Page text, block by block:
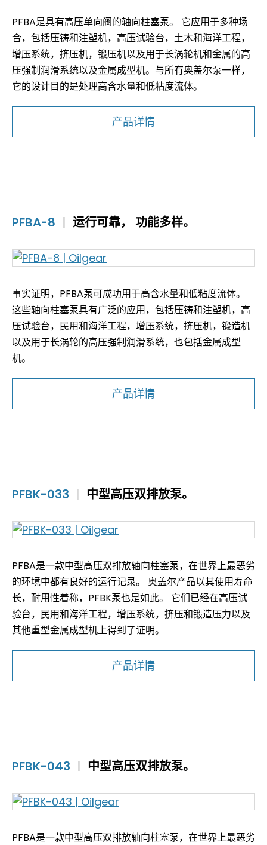
PFBA是具有高压单向阀的轴向柱塞泵。 它应用于多种场
合，包括压铸和注塑机，高压试验台，土木和海洋工程，
增压系统，挤压机，锻压机以及用于长涡轮机和金属的高
压强制润滑系统以及金属成型机。与所有奥盖尔泵一样，
它的设计目的是处理高含水量和低粘度流体。
产品详情
PFBA-8 | 运行可靠， 功能多样。
事实证明，PFBA泵可成功用于高含水量和低粘度流体。
这些轴向柱塞泵具有广泛的应用，包括压铸和注塑机，高
压试验台，民用和海洋工程，增压系统，挤压机，锻造机
以及用于长涡轮的高压强制润滑系统，也包括金属成型
机。
产品详情
PFBK-033 | 中型高压双排放泵。
PFBA是一款中型高压双排放轴向柱塞泵，在世界上最恶劣
的环境中都有良好的运行记录。 奥盖尔产品以其使用寿命
长，耐用性着称，PFBK泵也是如此。 它们已经在高压试
验台，民用和海洋工程，增压系统，挤压和锻造压力以及
其他重型金属成型机上得到了证明。
产品详情
PFBK-043 | 中型高压双排放泵。
PFBA是一款中型高压双排放轴向柱塞泵，在世界上最恶劣